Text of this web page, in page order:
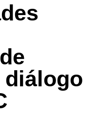
diálogo